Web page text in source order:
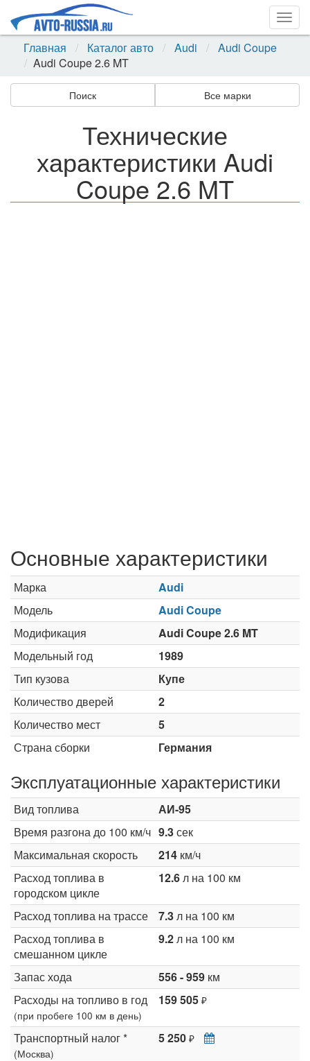
Главная
Каталог авто Audi
Audi Coupe
Audi Coupe 2.6 MT
Поиск Все марки
Технические
характеристики Audi
Coupe 2.6 MT
Основные характеристики
Марка
Audi
Модель
Audi Coupe
Модификация
Audi Coupe 2.6 MT
Модельный год
1989
Тип кузова
Купе
Количество дверей
2
Количество мест
5
Страна сборки
Германия
Эксплуатационные характеристики
Вид топлива
АИ-95
Время разгона до 100 км/ч 9.3сек
Максимальная скорость
214 км/ч
Расход топлива в
городском цикле
12.6л на 100 км
Расход топлива на трассе 7.3л на 100 км
Расход топлива в
смешанном цикле
9.2л на 100 км
Запас хода 556 - 959 км
Расходы на топливо в год
(при пробеге 100 км в день)
159 505 ₽
Транспортный налог *
(Москва)
5 250 ₽